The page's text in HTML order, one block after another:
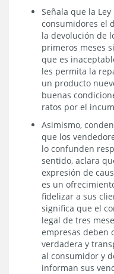
Señala que la
consumidores el
la devolución de
primeros meses
que es
les permita la
un producto
buenas
ratos por el
Asimismo,
que los
lo confunden
sentido, aclara
expresión de
es un
fidelizar a sus
significa que el
legal de tres
empresas deben
verdadera y
al consumidor y
informan sus